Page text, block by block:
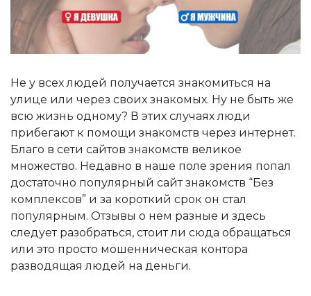
Не у всех людей получается знакомиться на
улице или через своих знакомых. Ну не быть же
всю жизнь одному? В этих случаях люди
прибегают к помощи знакомств через интернет.
Благо в сети сайтов знакомств великое
множество. Недавно в наше поле зрения попал
достаточно популярный сайт знакомств “Без
комплексов” и за короткий срок он стал
популярным. Отзывы о нем разные и здесь
следует разобраться, стоит ли сюда обращаться
или это просто мошенническая контора
разводящая людей на деньги.